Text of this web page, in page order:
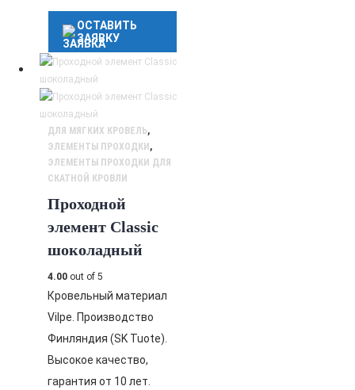
ОСТАВИТЬ
ЗАЯВКУ
ДЛЯ МЯГКИХ КРОВЕЛЬ,
ЭЛЕМЕНТЫ ПРОХОДКИ ,
ЭЛЕМЕНТЫ ПРОХОДКИ ДЛЯ
СКАТНОЙ КРОВЛИ
Проходной
элемент Classic
шоколадный
4.00 out of 5
Кровельный материал
Vilpe. Производство
Финляндия (SK Tuote).
Высокое качество,
гарантия от 10 лет.